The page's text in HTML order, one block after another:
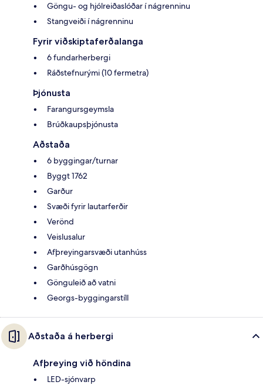
Göngu- og hjólreiðaslóðar í nágrenninu
Stangveiði í nágrenninu
Fyrir viðskiptaferðalanga
6 fundarherbergi
Ráðstefnurými (10 fermetra)
Þjónusta
Farangursgeymsla
Brúðkaupsþjónusta
Aðstaða
6 byggingar/turnar
Byggt 1762
Garður
Svæði fyrir lautarferðir
Verönd
Veislusalur
Afþreyingarsvæði utanhúss
Garðhúsgögn
Gönguleið að vatni
Georgs-byggingarstíll
Aðstaða á herbergi
Afþreying við höndina
LED-sjónvarp